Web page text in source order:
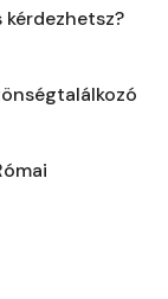
kérdezhetsz?